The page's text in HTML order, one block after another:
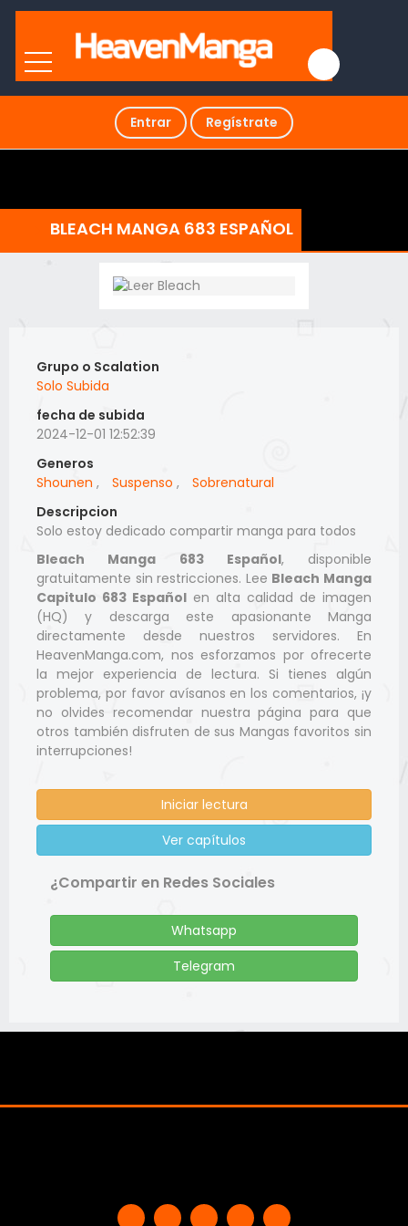
Entrar Regístrate
BLEACH MANGA 683 ESPAÑOL
Grupo o Scalation
Solo Subida
fecha de subida
2024-12-01 12:52:39
Generos
Shounen , Suspenso ,
Sobrenatural
Descripcion
Solo estoy dedicado compartir manga para todos
Bleach Manga 683 Español, disponible
gratuitamente sin restricciones. Lee Bleach Manga
Capitulo 683 Español en alta calidad de imagen
(HQ) y descarga este apasionante Manga
directamente desde nuestros servidores. En
HeavenManga.com, nos esforzamos por ofrecerte
la mejor experiencia de lectura. Si tienes algún
problema, por favor avísanos en los comentarios, ¡y
no olvides recomendar nuestra página para que
otros también disfruten de sus Mangas favoritos sin
interrupciones!
Iniciar lectura
Ver capítulos
¿Compartir en Redes Sociales
Whatsapp
Telegram